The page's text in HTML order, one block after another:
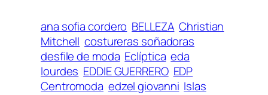
ana sofia cordero BELLEZA Christian
Mitchell costureras soñadoras
desfile de moda Eclíptica eda
lourdes EDDIE GUERRERO EDP
Centromoda edzel giovanni Islas